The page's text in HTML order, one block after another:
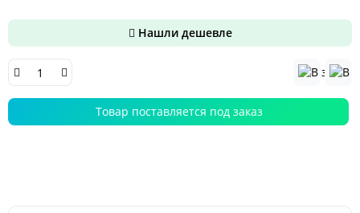
Нашли дешевле
Товар поставляется под заказ